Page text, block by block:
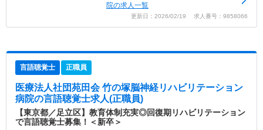
院の求人一覧
更新日：2026/02/19 求人番号：9858066
言語聴覚士 正職員
医療法人社団苑田会 竹の塚脳神経リハビリテーション
病院の言語聴覚士求人(正職員)
【東京都／足立区】教育体制充実◎回復期リハビリテーション
で言語聴覚士募集！＜新卒＞